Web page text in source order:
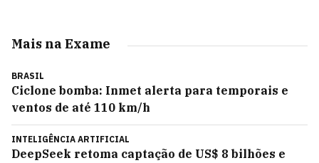
Mais na Exame
BRASIL
Ciclone bomba: Inmet alerta para temporais e
ventos de até 110 km/h
INTELIGÊNCIA ARTIFICIAL
DeepSeek retoma captação de US$ 8 bilhões e